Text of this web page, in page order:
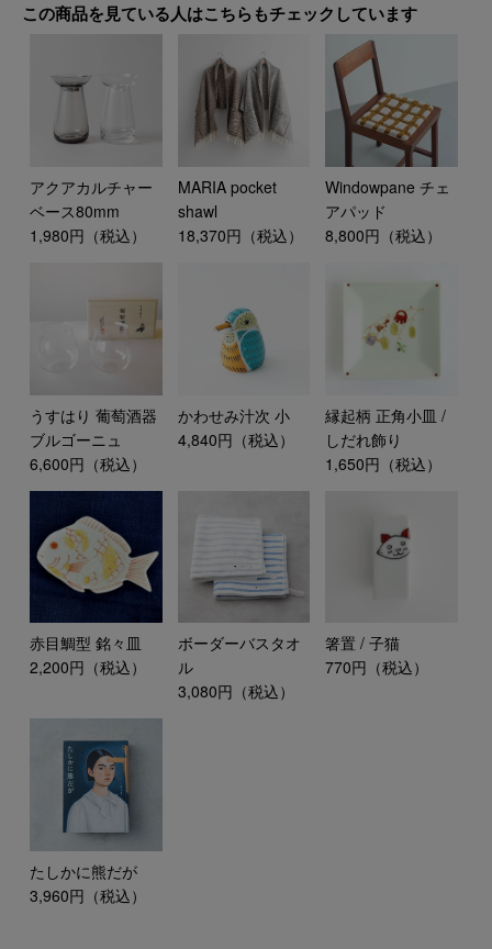
この商品を見ている人はこちらもチェックしています
アクアカルチャー
ベース80mm
1,980円（税込）
MARIA pocket
shawl
18,370円（税込）
Windowpane チェ
アパッド
8,800円（税込）
うすはり 葡萄酒器
ブルゴーニュ
6,600円（税込）
かわせみ汁次 小
4,840円（税込）
縁起柄 正角小皿 /
しだれ飾り
1,650円（税込）
赤目鯛型 銘々皿
2,200円（税込）
ボーダーバスタオ
ル
3,080円（税込）
箸置 / 子猫
770円（税込）
たしかに熊だが
3,960円（税込）